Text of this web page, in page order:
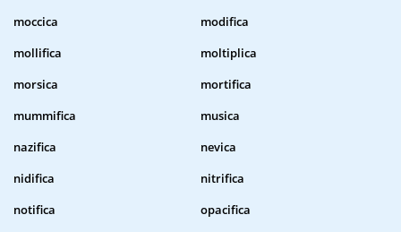
moccica
modifica
mollifica
moltiplica
morsica
mortifica
mummifica
musica
nazifica
nevica
nidifica
nitrifica
notifica
opacifica